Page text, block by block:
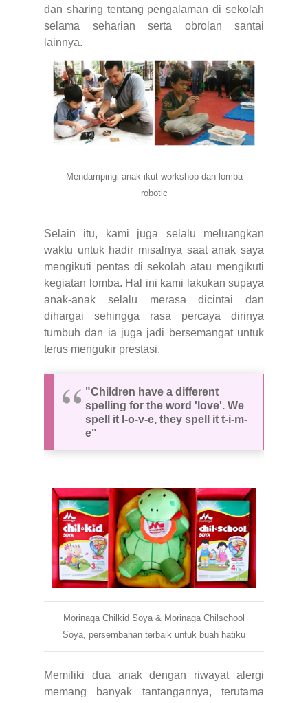
dan sharing tentang pengalaman di sekolah
selama seharian serta obrolan santai
lainnya.
Mendampingi anak ikut workshop dan lomba
robotic
Selain itu, kami juga selalu meluangkan
waktu untuk hadir misalnya saat anak saya
mengikuti pentas di sekolah atau mengikuti
kegiatan lomba. Hal ini kami lakukan supaya
anak-anak selalu merasa dicintai dan
dihargai sehingga rasa percaya dirinya
tumbuh dan ia juga jadi bersemangat untuk
terus mengukir prestasi.
"Children have a different
spelling for the word 'love'. We
spell it l-o-v-e, they spell it t-i-m-
e"
Morinaga Chilkid Soya & Morinaga Chilschool
Soya, persembahan terbaik untuk buah hatiku
Memiliki dua anak dengan riwayat alergi
memang banyak tantangannya, terutama